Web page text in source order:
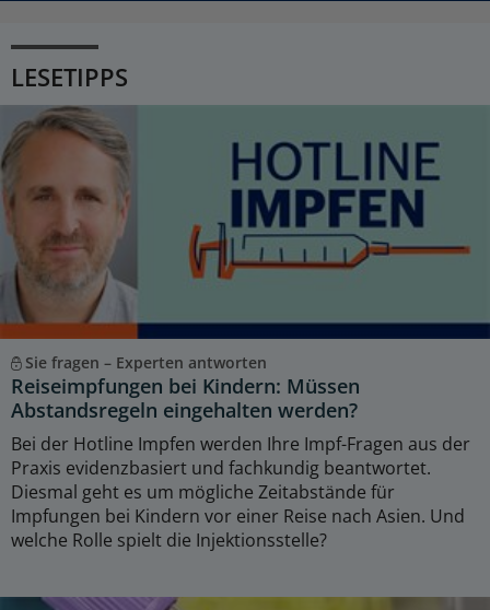
LESETIPPS
Sie fragen – Experten antworten
Reiseimpfungen bei Kindern: Müssen
Abstandsregeln eingehalten werden?
Bei der Hotline Impfen werden Ihre Impf-Fragen aus der
Praxis evidenzbasiert und fachkundig beantwortet.
Diesmal geht es um mögliche Zeitabstände für
Impfungen bei Kindern vor einer Reise nach Asien. Und
welche Rolle spielt die Injektionsstelle?